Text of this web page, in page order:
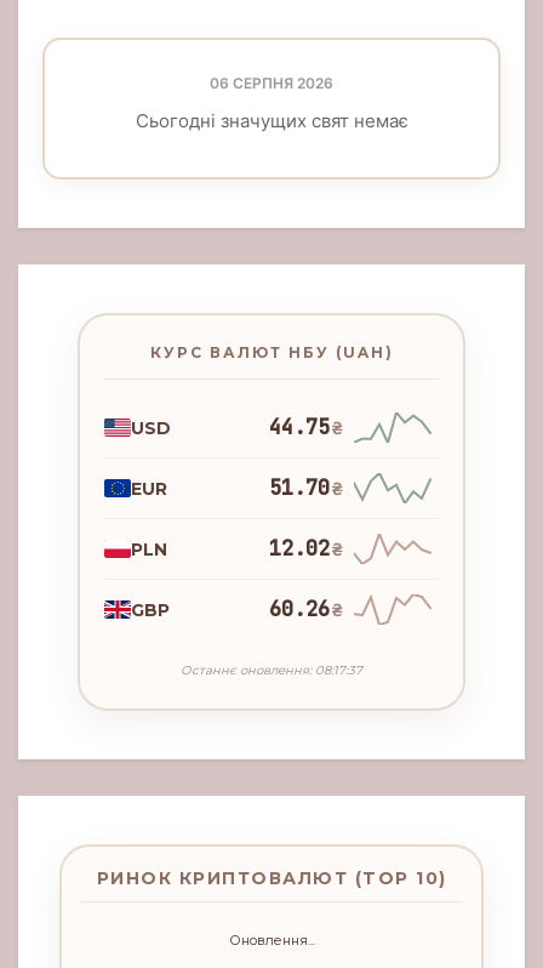
06 СЕРПНЯ 2026
Сьогодні значущих свят немає
КУРС ВАЛЮТ НБУ (UAH)
USD 44.75₴
EUR 51.70₴
PLN 12.02₴
GBP 60.26₴
Останнє оновлення: 08:17:37
РИНОК КРИПТОВАЛЮТ (TOP 10)
Оновлення...